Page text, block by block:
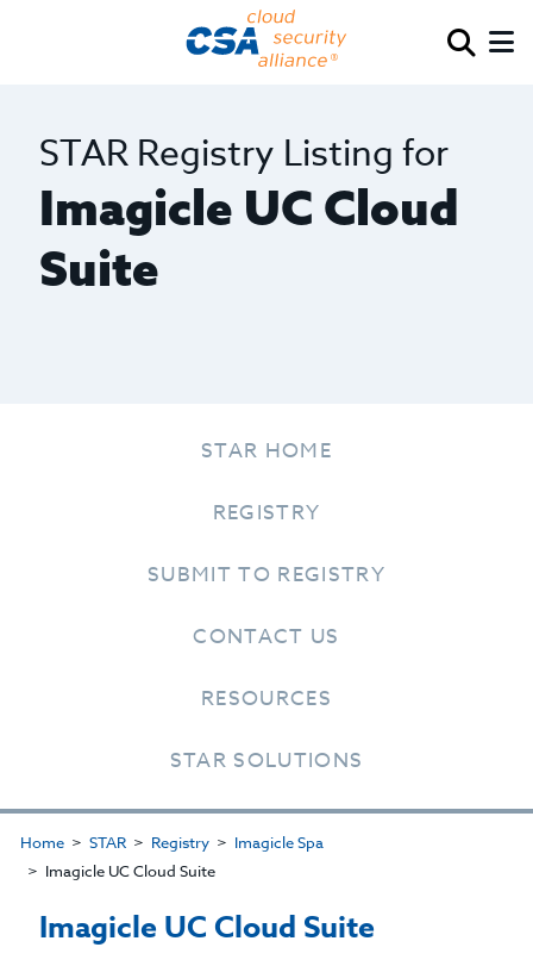
STAR Registry Listing for
Imagicle UC Cloud
Suite
STAR HOME
REGISTRY
SUBMIT TO REGISTRY
CONTACT US
RESOURCES
STAR SOLUTIONS
Home STAR Registry
Imagicle Spa
Imagicle UC Cloud Suite
Imagicle UC Cloud Suite